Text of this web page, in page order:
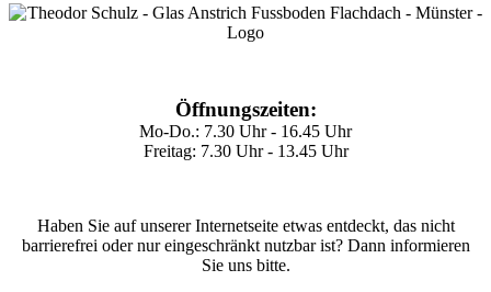
Öffnungszeiten:
Mo-Do.: 7.30 Uhr - 16.45 Uhr
Freitag: 7.30 Uhr - 13.45 Uhr
Haben Sie auf unserer Internetseite etwas entdeckt, das nicht
barrierefrei oder nur eingeschränkt nutzbar ist? Dann informieren
Sie uns bitte.